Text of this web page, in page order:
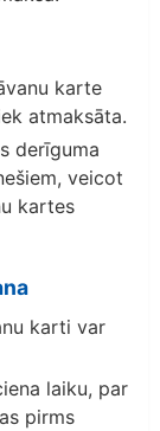
karte
atmaksāta.
derīguma
veicot
kartes
karti var
laiku, par
pirms